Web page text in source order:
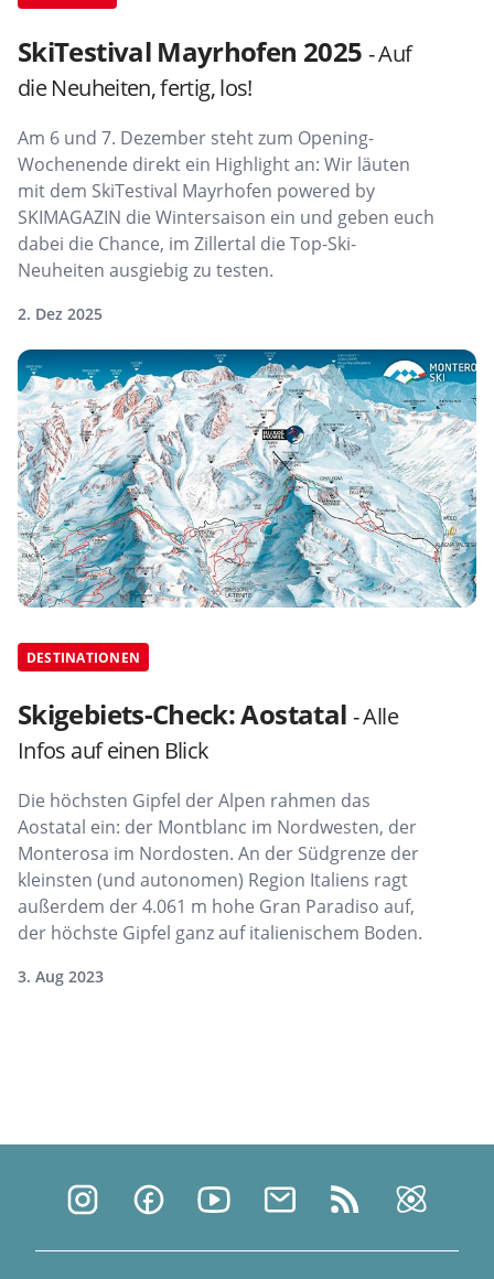
SkiTestival Mayrhofen 2025 - Auf
die Neuheiten, fertig, los!
Am 6 und 7. Dezember steht zum Opening-
Wochenende direkt ein Highlight an: Wir läuten
mit dem SkiTestival Mayrhofen powered by
SKIMAGAZIN die Wintersaison ein und geben euch
dabei die Chance, im Zillertal die Top-Ski-
Neuheiten ausgiebig zu testen.
2. Dez 2025
DESTINATIONEN
Skigebiets-Check: Aostatal - Alle
Infos auf einen Blick
Die höchsten Gipfel der Alpen rahmen das
Aostatal ein: der Montblanc im Nordwesten, der
Monterosa im Nordosten. An der Südgrenze der
kleinsten (und autonomen) Region Italiens ragt
außerdem der 4.061 m hohe Gran Paradiso auf,
der höchste Gipfel ganz auf italienischem Boden.
3. Aug 2023